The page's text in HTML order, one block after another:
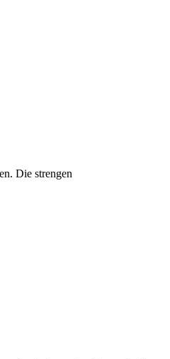
Die strengen